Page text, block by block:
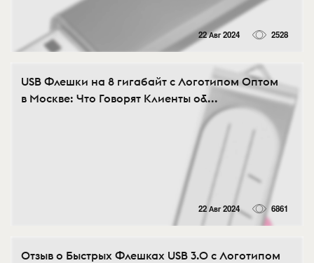
22 Авг 2024 2528
USB Флешки на 8 гигабайт с Логотипом Оптом
в Москве: Что Говорят Клиенты о&...
22 Авг 2024 6861
Отзыв о Быстрых Флешках USB 3.0 с Логотипом